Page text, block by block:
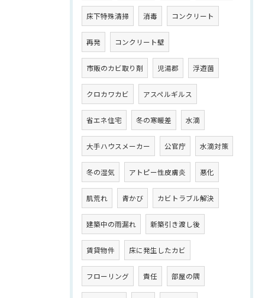
床下特殊清掃 消毒 コンクリート
再発 コンクリート壁
市販のカビ取り剤 児湯郡 浮遊菌
クロカワカビ アスペルギルス
省エネ住宅 冬の寒暖差 水滴
大手ハウスメーカー 公官庁 水滴対策
冬の湿気 アトピー性皮膚炎 悪化
肌荒れ 青かび カビトラブル解決
建築中の雨漏れ 新築引き渡し後
賃貸物件 床に発生したカビ
フローリング 責任 部屋の隅